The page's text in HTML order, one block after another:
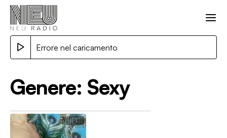
Errore nel caricamento
Genere: Sexy